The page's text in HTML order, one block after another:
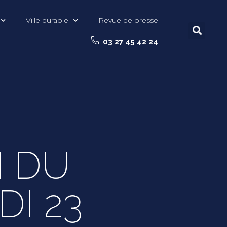
Ville durable Revue de presse
03 27 45 42 24
DU
23